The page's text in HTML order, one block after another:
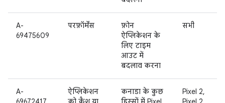
A-
69475609
परफ़ॉर्मेंस
फ़ोन
ऐप्लिकेशन के
लिए टाइम
आउट में
बदलाव करना
सभी
A-
ऐप्लिकेशन
कनाडा के कुछ
Pixel 2,